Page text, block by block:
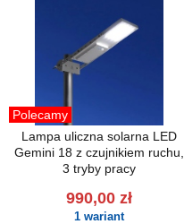
Polecamy
Lampa uliczna solarna LED
Gemini 18 z czujnikiem ruchu,
3 tryby pracy
990,00 zł
1 wariant